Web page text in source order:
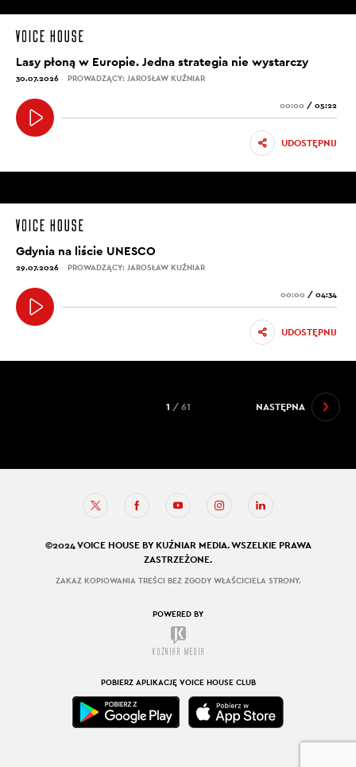
Lasy płoną w Europie. Jedna strategia nie wystarczy
30.07.2026 PROWADZĄCY: JAROSŁAW KUŹNIAR
00:00 / 05:22
UDOSTĘPNIJ
Gdynia na liście UNESCO
29.07.2026 PROWADZĄCY: JAROSŁAW KUŹNIAR
00:00 / 04:34
UDOSTĘPNIJ
NASTĘPNA
1 / 61
©2024 VOICE HOUSE BY KUŹNIAR MEDIA. WSZELKIE PRAWA
ZASTRZEŻONE.
ZAKAZ KOPIOWANIA TREŚCI BEZ ZGODY WŁAŚCICIELA STRONY.
POWERED BY
POBIERZ APLIKACJĘ VOICE HOUSE CLUB